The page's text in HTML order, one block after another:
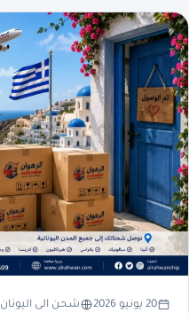
20 يونيو 2026 شحن الى اليونان